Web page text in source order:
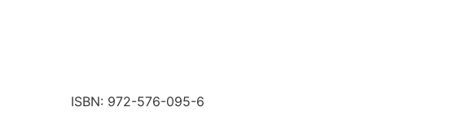
ISBN: 972-576-095-6